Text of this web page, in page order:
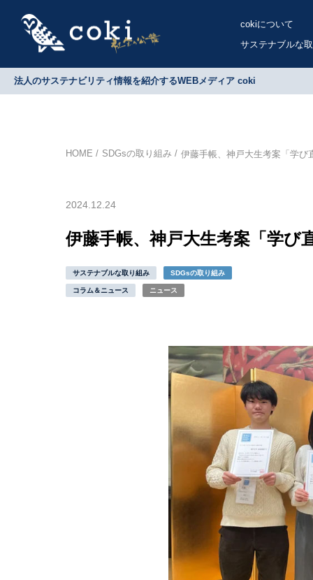
cokiについて
サステナブルな
法人のサステナビリティ情報を紹介するWEBメディア coki
HOME SDGsの取り組み 伊藤手帳、神戸大生考案「学び
2024.12.24
伊藤手帳、神戸大生考案「学び
サステナブルな取り組み SDGsの取り組み
コラム＆ニュース ニュース